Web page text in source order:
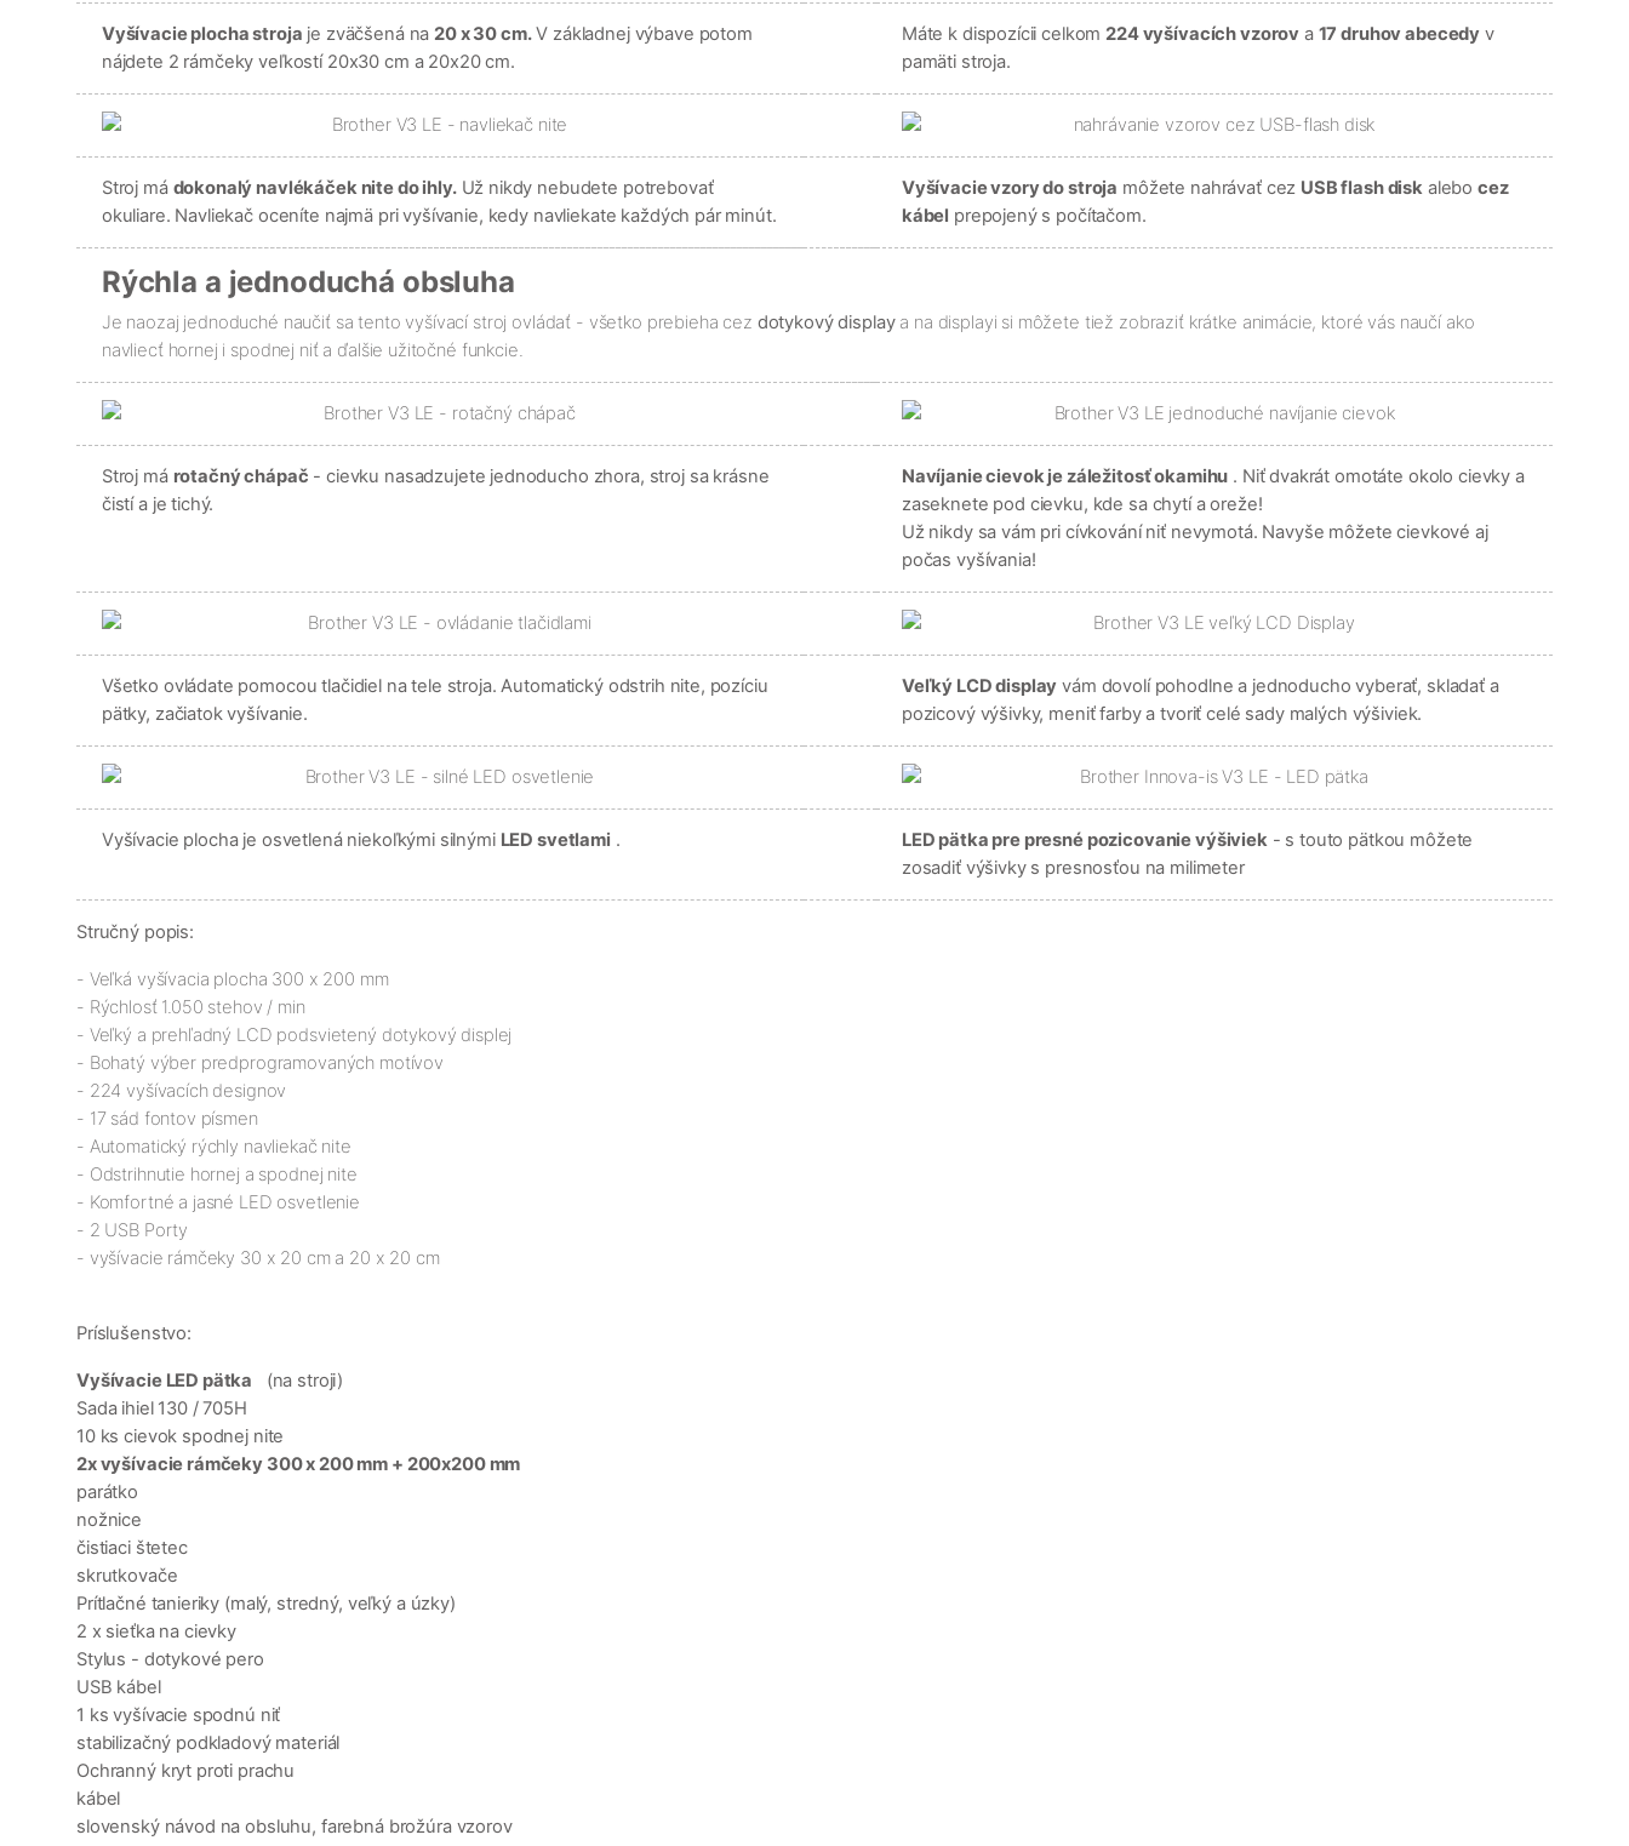
Vyšívacie plocha stroja je zväčšená na 20 x 30 cm.V základnej výbave potom
nájdete 2 rámčeky veľkostí 20x30 cm a 20x20 cm.
Máte k dispozícii celkom 224 vyšívacích vzorov a 17 druhov abecedy v
pamäti stroja.
Stroj má dokonalý navlékáček nite do ihly.Už nikdy nebudete potrebovať
okuliare. Navliekač oceníte najmä pri vyšívanie, kedy navliekate každých pár minút.
Vyšívacie vzory do stroja môžete nahrávať cez USB flash disk alebocez
kábel prepojený s počítačom.
Rýchla a jednoduchá obsluha
Je naozaj jednoduché naučiť sa tento vyšívací stroj ovládať - všetko prebieha cez dotykový displaya na displayi si môžete tiež zobraziť krátke animácie, ktoré vás naučí ako
navliecť hornej i spodnej niť a ďalšie užitočné funkcie.
Stroj má rotačný chápač - cievku nasadzujete jednoducho zhora, stroj sa krásne
čistí a je tichý.
Navíjanie cievok je záležitosť okamihu . Niť dvakrát omotáte okolo cievky a
zaseknete pod cievku, kde sa chytí a oreže!
Už nikdy sa vám pri cívkování niť nevymotá. Navyše môžete cievkové aj
počas vyšívania!
Všetko ovládate pomocou tlačidiel na tele stroja. Automatický odstrih nite, pozíciu
pätky, začiatok vyšívanie.
Veľký LCD display vám dovolí pohodlne a jednoducho vyberať, skladať a
pozicový výšivky, meniť farby a tvoriť celé sady malých výšiviek.
Vyšívacie plocha je osvetlená niekoľkými silnými LED svetlami . LED pätka pre presné pozicovanie výšiviek- s touto pätkou môžete
zosadiť výšivky s presnosťou na milimeter
Stručný popis:
- Veľká vyšívacia plocha 300 x 200 mm
- Rýchlosť 1.050 stehov / min
- Veľký a prehľadný LCD podsvietený dotykový displej
- Bohatý výber predprogramovaných motívov
- 224 vyšívacích designov
- 17 sád fontov písmen
- Automatický rýchly navliekač nite
- Odstrihnutie hornej a spodnej nite
- Komfortné a jasné LED osvetlenie
- 2 USB Porty
- vyšívacie rámčeky 30 x 20 cm a 20 x 20 cm
Príslušenstvo:
Vyšívacie LED pätka (na stroji)
Sada ihiel 130 / 705H
10 ks cievok spodnej nite
2x vyšívacie rámčeky 300 x 200 mm + 200x200 mm
parátko
nožnice
čistiaci štetec
skrutkovače
Prítlačné tanieriky (malý, stredný, veľký a úzky)
2 x sieťka na cievky
Stylus - dotykové pero
USB kábel
1 ks vyšívacie spodnú niť
stabilizačný podkladový materiál
Ochranný kryt proti prachu
kábel
slovenský návod na obsluhu, farebná brožúra vzorov